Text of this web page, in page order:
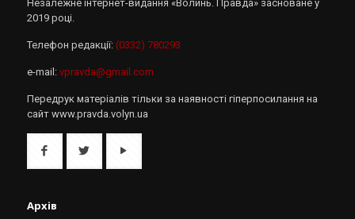
Незалежне інтернет-видання «Волинь. Правда» засноване у
2019 році.
Телефон редакції: (0332) 780293
e-mail: vpravda@gmail.com
Передрук матеріалів тільки за наявності гіперпосилання на
сайт www.pravda.volyn.ua
Архів